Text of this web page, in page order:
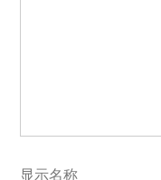
显示名称